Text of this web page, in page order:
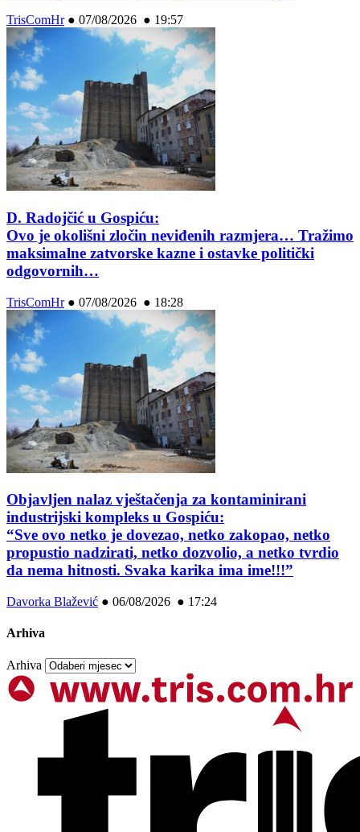
TrisComHr● 07/08/2026 ● 19:57
D. Radojčić u Gospiću:
Ovo je okolišni zločin neviđenih razmjera… Tražimo
maksimalne zatvorske kazne i ostavke politički
odgovornih…
TrisComHr● 07/08/2026 ● 18:28
Objavljen nalaz vještačenja za kontaminirani
industrijski kompleks u Gospiću:
“Sve ovo netko je dovezao, netko zakopao, netko
propustio nadzirati, netko dozvolio, a netko tvrdio
da nema hitnosti. Svaka karika ima ime!!!”
Davorka Blažević ● 06/08/2026 ● 17:24
Arhiva
Arhiva